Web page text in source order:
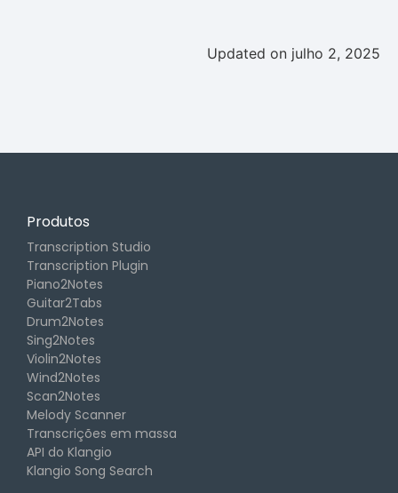
Updated on julho 2, 2025
Produtos
Transcription Studio
Transcription Plugin
Piano2Notes
Guitar2Tabs
Drum2Notes
Sing2Notes
Violin2Notes
Wind2Notes
Scan2Notes
Melody Scanner
Transcrições em massa
API do Klangio
Klangio Song Search